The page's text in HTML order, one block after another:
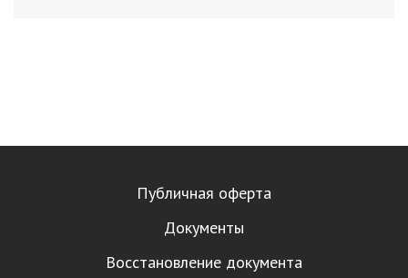
Публичная оферта
Документы
Восстановление документа